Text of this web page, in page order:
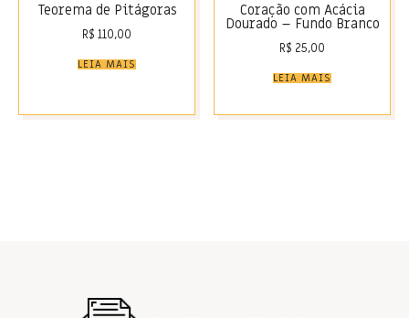
Teorema de Pitágoras
R$ 110,00
LEIA MAIS
Coração com Acácia
Dourado – Fundo Branco
R$ 25,00
LEIA MAIS